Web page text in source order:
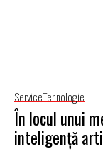
ServiceTehnologie
În locul unui
inteligență